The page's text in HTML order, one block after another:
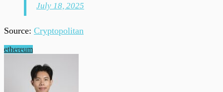
July 18, 2025
Source: Cryptopolitan
ethereum